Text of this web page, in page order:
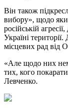
Він також
вибору», щодо
російській
Україні
місцевих рад від
«Але щодо них
тих, кого
Левченко.